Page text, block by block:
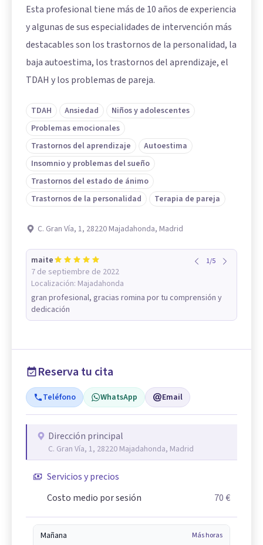
Esta profesional tiene más de 10 años de experiencia
y algunas de sus especialidades de intervención más
destacables son los trastornos de la personalidad, la
baja autoestima, los trastornos del aprendizaje, el
TDAH y los problemas de pareja.
TDAH Ansiedad
Niños y adolescentes
Problemas emocionales
Trastornos del aprendizaje
Autoestima
Insomnio y problemas del sueño
Trastornos del estado de ánimo
Trastornos de la personalidad
Terapia de pareja
C. Gran Vía, 1, 28220 Majadahonda, Madrid
maite
7 de septiembre de 2022
Localización: Majadahonda
1/5
gran profesional, gracias romina por tu comprensión y
dedicación
Reserva tu cita
Teléfono WhatsApp Email
Dirección principal
C. Gran Vía, 1, 28220 Majadahonda, Madrid
Servicios y precios
Costo medio por sesión
70 €
Mañana Más horas